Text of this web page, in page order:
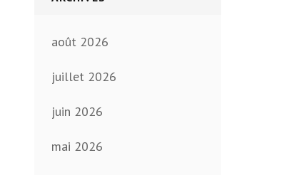
août 2026
juillet 2026
juin 2026
mai 2026